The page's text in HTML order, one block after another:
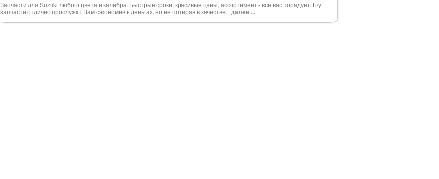
Запчасти для Suzuki любого цвета и калибра. Быстрые сроки, красивые цены, ассортимент - все вас порадует. Б/у
запчасти отлично прослужат Вам сэкономив в деньгах, но не потеряв в качестве. далее ...